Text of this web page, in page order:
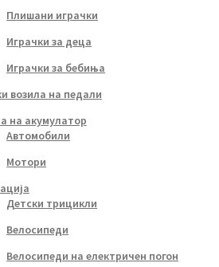
Плишани играчки
Играчки за деца
Играчки за бебиња
возила на педали
на акумулатор
Автомобили
Мотори
Детски трицикли
Велосипеди
Велосипеди на електричен погон